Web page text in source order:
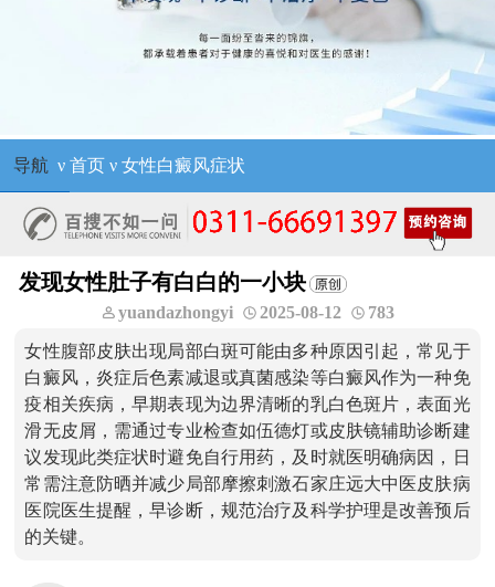
导航 ν 首页ν 女性白癜风症状
发现女性肚子有白白的一小块
yuandazhongyi 2025-08-12 783
女性腹部皮肤出现局部白斑可能由多种原因引起，常见于
白癜风，炎症后色素减退或真菌感染等白癜风作为一种免
疫相关疾病，早期表现为边界清晰的乳白色斑片，表面光
滑无皮屑，需通过专业检查如伍德灯或皮肤镜辅助诊断建
议发现此类症状时避免自行用药，及时就医明确病因，日
常需注意防晒并减少局部摩擦刺激石家庄远大中医皮肤病
医院医生提醒，早诊断，规范治疗及科学护理是改善预后
的关键。